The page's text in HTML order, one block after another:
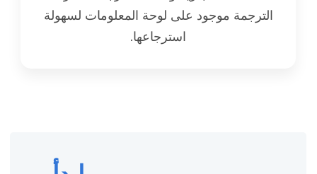
الترجمة موجود على لوحة المعلومات لسهولة
استرجاعها.